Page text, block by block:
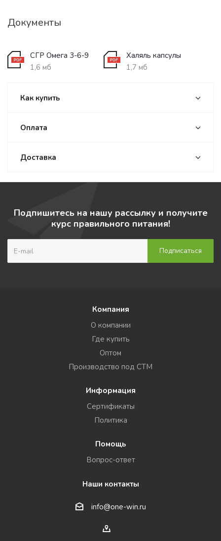
Документы
СГР Омега 3-6-9
1,6 мб
Халяль капсулы
1,7 мб
Как купить
Оплата
Доставка
Подпишитесь на нашу рассылку и получите
курс правильного питания!
Компания
О компании
Где купить
Оптом
Производство под СТМ
Информация
Сертификаты
Политика
Помощь
Вопрос-ответ
Наши контакты
info@one-win.ru